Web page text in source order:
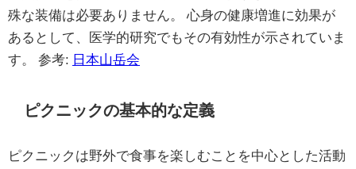
殊な装備は必要ありません。 心身の健康増進に効果が
あるとして、医学的研究でもその有効性が示されていま
す。 参考: 日本山岳会
ピクニックの基本的な定義
ピクニックは野外で食事を楽しむことを中心とした活動